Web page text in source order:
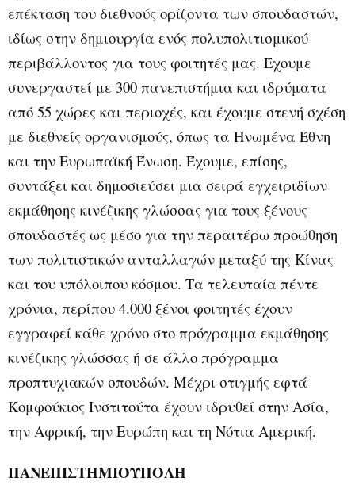
επέκταση του διεθνούς ορίζοντα των σπουδαστών,
ιδίως στην δημιουργία ενός πολυπολιτισμικού
περιβάλλοντος για τους φοιτητές μας. Έχουμε
συνεργαστεί με 300 πανεπιστήμια και ιδρύματα
από 55 χώρες και περιοχές, και έχουμε στενή σχέση
με διεθνείς οργανισμούς, όπως τα Ηνωμένα Έθνη
και την Ευρωπαϊκή Ένωση. Έχουμε, επίσης,
συντάξει και δημοσιεύσει μια σειρά εγχειριδίων
εκμάθησης κινέζικης γλώσσας για τους ξένους
σπουδαστές ως μέσο για την περαιτέρω προώθηση
των πολιτιστικών ανταλλαγών μεταξύ της Κίνας
και του υπόλοιπου κόσμου. Τα τελευταία πέντε
χρόνια, περίπου 4.000 ξένοι φοιτητές έχουν
εγγραφεί κάθε χρόνο στο πρόγραμμα εκμάθησης
κινέζικης γλώσσας ή σε άλλο πρόγραμμα
προπτυχιακών σπουδών. Μέχρι στιγμής εφτά
Κομφούκιος Ινστιτούτα έχουν ιδρυθεί στην Ασία,
την Αφρική, την Ευρώπη και τη Νότια Αμερική.
ΠΑΝΕΠΙΣΤΗΜΙΟΥΠΟΛΗ